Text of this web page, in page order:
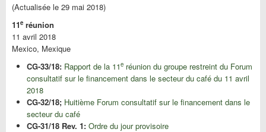
(Actualisée le 29 mai 2018)
11e réunion
11 avril 2018
Mexico, Mexique
CG-33/18: Rapport de la 11e réunion du groupe restreint du Forum
consultatif sur le financement dans le secteur du café du 11 avril
2018
CG-32/18; Huitième Forum consultatif sur le financement dans le
secteur du café
CG-31/18 Rev. 1: Ordre du jour provisoire